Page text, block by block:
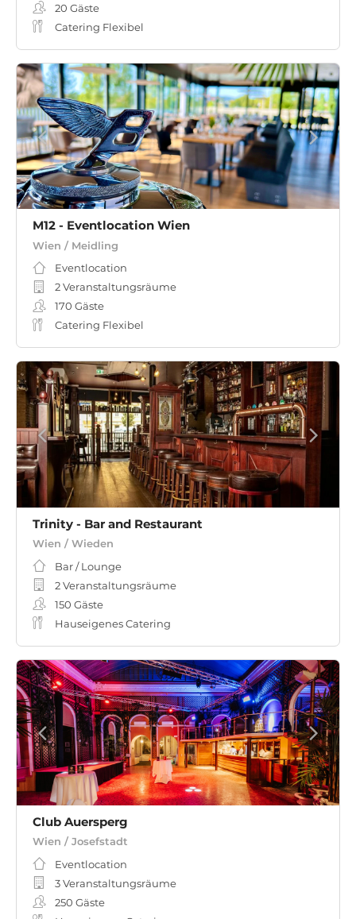
20 Gäste
Catering Flexibel
M12 - Eventlocation Wien
Wien / Meidling
Eventlocation
2 Veranstaltungsräume
170 Gäste
Catering Flexibel
Trinity - Bar and Restaurant
Wien / Wieden
Bar / Lounge
2 Veranstaltungsräume
150 Gäste
Hauseigenes Catering
Club Auersperg
Wien / Josefstadt
Eventlocation
3 Veranstaltungsräume
250 Gäste